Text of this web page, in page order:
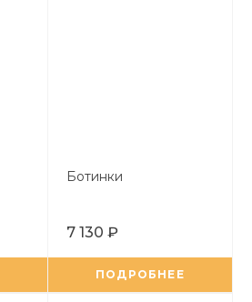
Ботинки
7 130 ₽
ПОДРОБНЕЕ